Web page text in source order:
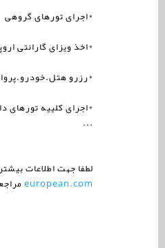
*اجرای تورهای گروهی
*اخذ ویزای گارانتی
*رزرو
*اجرای کلییه تورهای
...
لطفا جهت اطلاعات
european.com